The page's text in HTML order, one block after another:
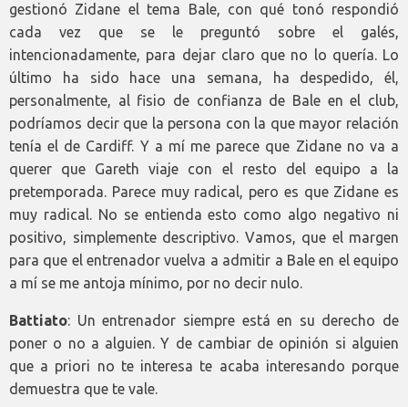
gestionó Zidane el tema Bale, con qué tonó respondió
cada vez que se le preguntó sobre el galés,
intencionadamente, para dejar claro que no lo quería. Lo
último ha sido hace una semana, ha despedido, él,
personalmente, al fisio de confianza de Bale en el club,
podríamos decir que la persona con la que mayor relación
tenía el de Cardiff. Y a mí me parece que Zidane no va a
querer que Gareth viaje con el resto del equipo a la
pretemporada. Parece muy radical, pero es que Zidane es
muy radical. No se entienda esto como algo negativo ni
positivo, simplemente descriptivo. Vamos, que el margen
para que el entrenador vuelva a admitir a Bale en el equipo
a mí se me antoja mínimo, por no decir nulo.
Battiato: Un entrenador siempre está en su derecho de
poner o no a alguien. Y de cambiar de opinión si alguien
que a priori no te interesa te acaba interesando porque
demuestra que te vale.